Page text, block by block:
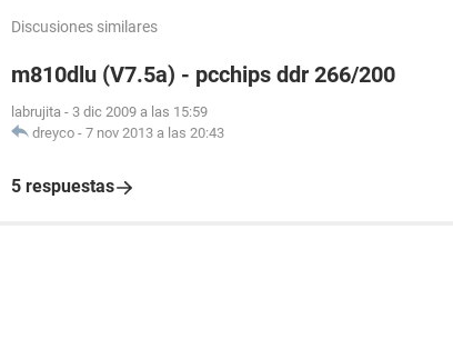
Discusiones similares
m810dlu (V7.5a) - pcchips ddr 266/200
labrujita - 3 dic 2009 a las 15:59
dreyco - 7 nov 2013 a las 20:43
5 respuestas